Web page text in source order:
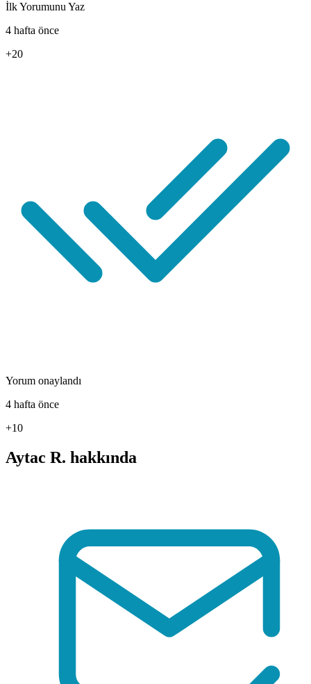
İlk Yorumunu Yaz
4 hafta önce
+20
Yorum onaylandı
4 hafta önce
+10
Aytac R. hakkında